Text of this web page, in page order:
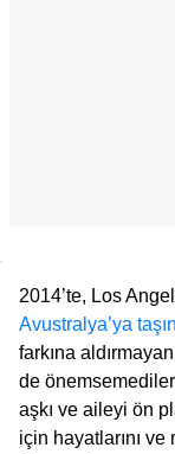
2014’te, Los
Avustralya’ya
farkına
de
aşkı ve aileyi ön
için hayatlarını